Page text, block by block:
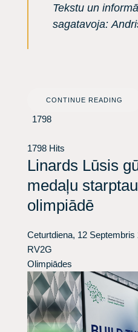
Tekstu un
sagatavoja:
CONTINUE READING
1798
1798 Hits
Linards Lūsis
medaļu
olimpiādē
Ceturtdiena, 12 Septembris
RV2G
Olimpiādes